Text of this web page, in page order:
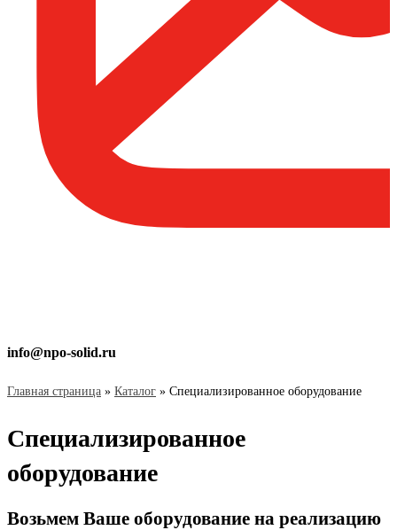
info@npo-solid.ru
Главная страница » Каталог » Специализированное оборудование
Специализированное
оборудование
Возьмем Ваше оборудование на реализацию